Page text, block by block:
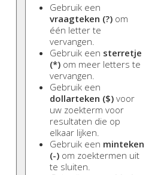
Gebruik een
vraagteken (?) om
één letter te
vervangen.
Gebruik een sterretje
(*) om meer letters te
vervangen.
Gebruik een
dollarteken ($) voor
uw zoekterm voor
resultaten die op
elkaar lijken.
Gebruik een minteken
(-) om zoektermen uit
te sluiten.